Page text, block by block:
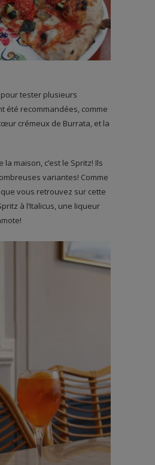
pour tester plusieurs
été recommandées, comme
crémeux de Burrata, et la
la maison, c’est le Spritz! Ils
variantes! Comme
vous retrouvez sur cette
à l’Italicus, une liqueur